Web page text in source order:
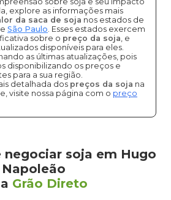
explore as informações mais
da saca de soja nos estados de
e São Paulo. Esses estados exercem
sobre o preço da soja, e
disponíveis para eles.
as últimas atualizações, pois
disponibilizando os preços e
para a sua região.
detalhada dos preços da soja na
visite nossa página com o preço
negociar soja em Hugo
Napoleão
Grão Direto